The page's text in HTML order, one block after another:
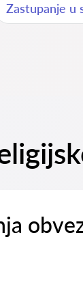
Zastupanje u